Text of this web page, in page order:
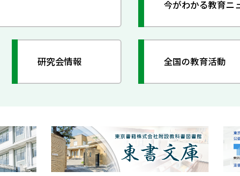
今がわかる教育ニ
研究会情報 全国の教育活動